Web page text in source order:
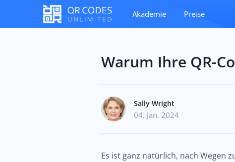
Akademie Preise
Warum Ihre QR-
Sally Wright
04. Jan. 2024
Es ist ganz natürlich, nach Wegen